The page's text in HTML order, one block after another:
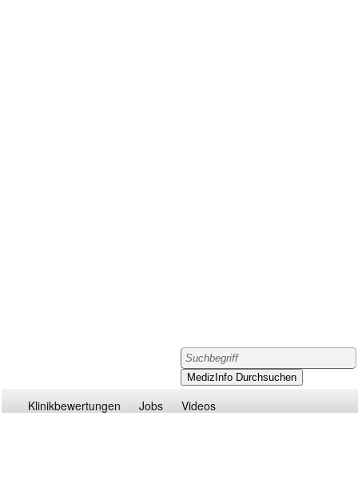
Klinikbewertungen Jobs Videos